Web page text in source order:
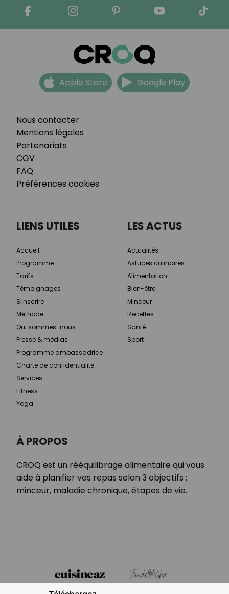
Nous contacter
Mentions légales
Partenariats
CGV
FAQ
Préférences cookies
Apple Store Google Play
À PROPOS
CROQ est un rééquilibrage alimentaire qui vous
aide à planifier vos repas selon 3 objectifs :
minceur, maladie chronique, étapes de vie.
LIENS UTILES
Accueil
Programme
Tarifs
Témoignages
S'inscrire
Méthode
Qui sommes-nous
Presse & médias
Programme ambassadrice
Charte de confidentialité
Services
Fitness
Yoga
LES ACTUS
Actualités
Astuces culinaires
Alimentation
Bien-être
Minceur
Recettes
Santé
Sport